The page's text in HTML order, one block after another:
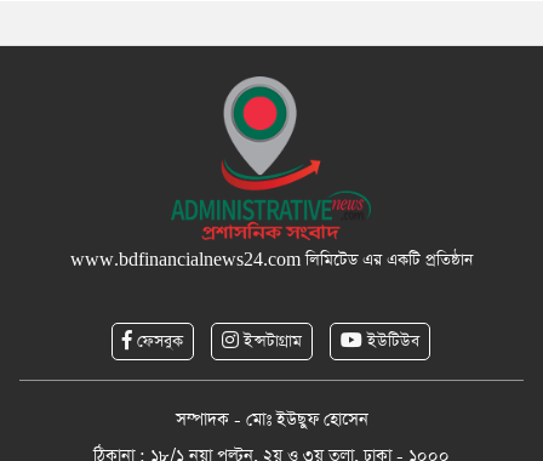
www.bdfinancialnews24.comলিমিটেড এর একটি প্রতিষ্ঠান
ফেসবুক ইন্সটাগ্রাম ইউটিউব
সম্পাদক - মোঃ ইউছুফ হোসেন
ঠিকানা : ১৮/১ নয়া পল্টন, ২য় ও ৩য় তলা, ঢাকা - ১০০০